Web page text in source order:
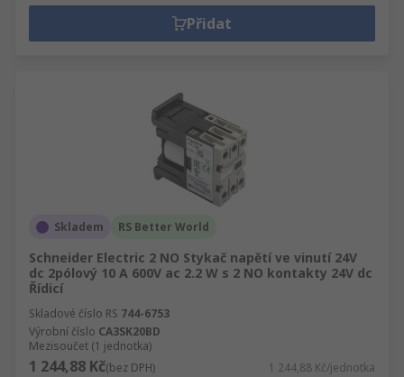
Přidat
Skladem RS Better World
Schneider Electric 2 NO Stykač napětí ve vinutí 24V
dc 2pólový 10 A 600V ac 2.2 W s 2 NO kontakty 24V dc
Řídicí
Skladové číslo RS 744-6753
Výrobní číslo CA3SK20BD
Mezisoučet (1 jednotka)
1 244,88 Kč(bez DPH) 1 244,88 Kč/jednotka